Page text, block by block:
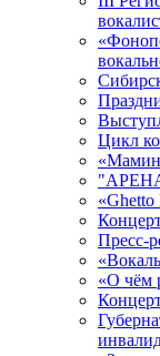
Цикл
«Мамин
«Ghetto
Пресс-
«О чём